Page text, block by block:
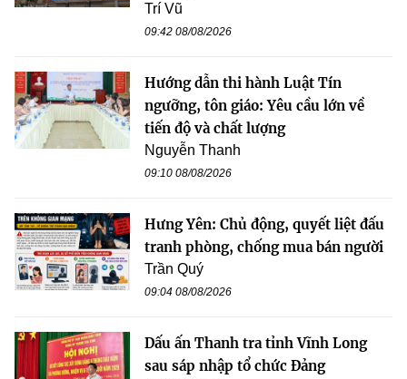
Trí Vũ
09:42 08/08/2026
Hướng dẫn thi hành Luật Tín
ngưỡng, tôn giáo: Yêu cầu lớn về
tiến độ và chất lượng
Nguyễn Thanh
09:10 08/08/2026
Hưng Yên: Chủ động, quyết liệt đấu
tranh phòng, chống mua bán người
Trần Quý
09:04 08/08/2026
Dấu ấn Thanh tra tỉnh Vĩnh Long
sau sáp nhập tổ chức Đảng